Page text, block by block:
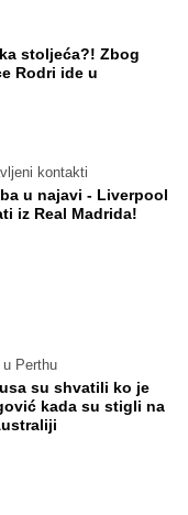
stoljeća?! Zbog
Rodri ide u
kontakti
u najavi - Liverpool
iz Real Madrida!
u Perthu
su shvatili ko je
kada su stigli na